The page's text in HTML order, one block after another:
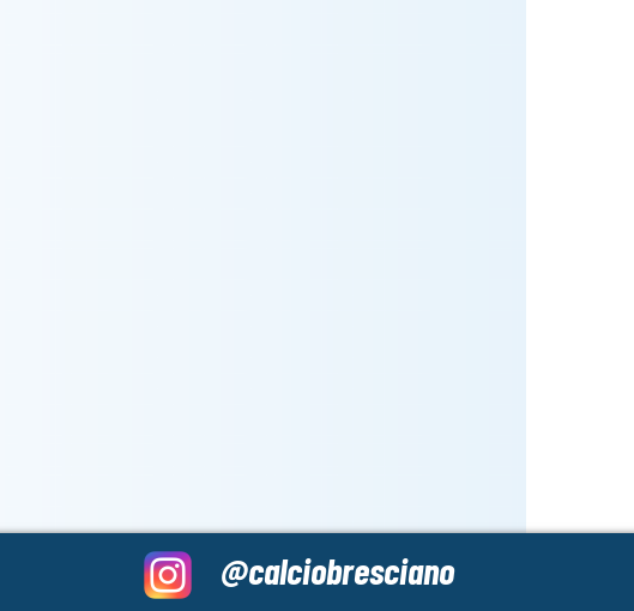
@calciobresciano